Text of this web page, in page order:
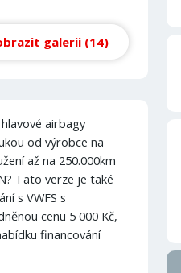
galerii (14)
airbagy
od výrobce na
až na 250.000km
Tato verze je také
s VWFS s
cenu 5 000 Kč,
financování